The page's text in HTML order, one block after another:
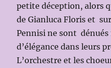
petite déception, alors
de Gianluca Floris et
Pennisi ne sont dénués
d’élégance dans leurs
L’orchestre et les